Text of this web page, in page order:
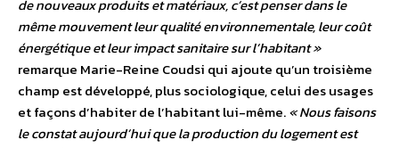
de nouveaux produits et matériaux, c’est penser dans le
même mouvement leur qualité environnementale, leur coût
énergétique et leur impact sanitaire sur l’habitant »
remarque Marie-Reine Coudsi qui ajoute qu’un troisième
champ est développé, plus sociologique, celui des usages
et façons d’habiter de l’habitant lui-même.« Nous faisons
le constat aujourd’hui que la production du logement est